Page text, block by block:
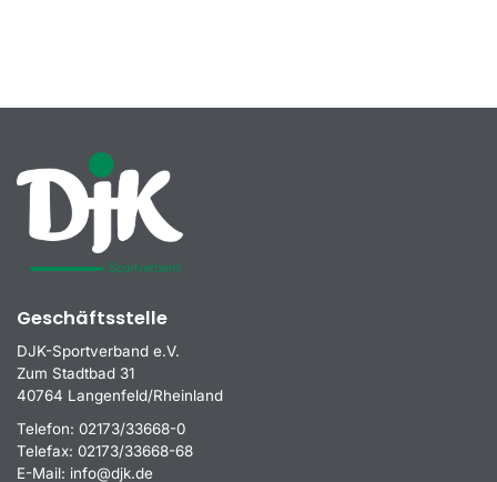
Geschäftsstelle
DJK-Sportverband e.V.
Zum Stadtbad 31
40764 Langenfeld/Rheinland
Telefon: 02173/33668-0
Telefax: 02173/33668-68
E-Mail: info@djk.de